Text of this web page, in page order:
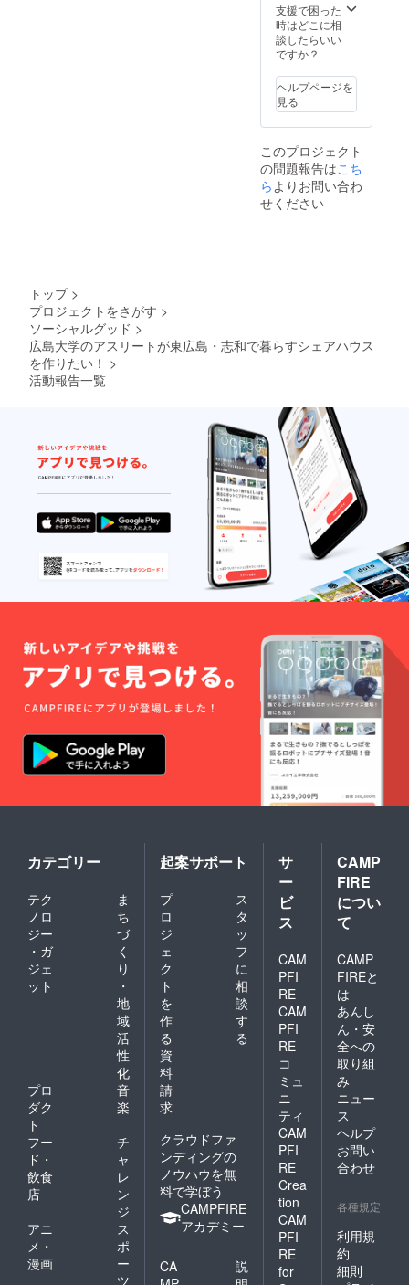
支援で困った
時はどこに相
談したらいい
ですか？
ヘルプページを
見る
このプロジェクト
の問題報告はこち
ら よりお問い合わ
せください
トップ >
プロジェクトをさがす >
ソーシャルグッド >
広島大学のアスリートが東広島・志和で暮らすシェアハウス
を作りたい！ >
活動報告一覧
カテゴリー
テク
ノロ
ジー
・ガ
ジェ
ット
ま
ち
づ
く
り
・
地
域
活
性
化
プロ
ダク
ト
音
楽
フー
ド・
飲食
店
チ
ャ
レ
ン
ジ
アニ
メ・
漫画
ス
ポ
ー
ツ
起案サポート
プ
ロ
ジ
ェ
ク
ト
を
作
る
ス
タ
ッ
フ
に
相
談
す
る
資
料
請
求
クラウドファ
ンディングの
ノウハウを無
料で学ぼう
CAMPFIRE
アカデミー
CA
説
サ
ー
ビ
ス
CAM
PFI
RE
CAM
PFI
RE
コ
ミュ
ニ
ティ
CAM
PFI
RE
Crea
tion
CAM
PFI
RE
for
CAMP
FIRE
につい
て
CAMP
FIREと
は
あんし
ん・安
全への
取り組
み
ニュー
ス
ヘルプ
お問い
合わせ
各種規定
利用規
約
細則